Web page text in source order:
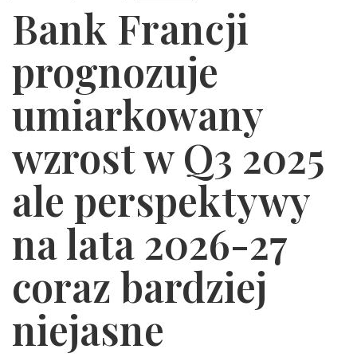
Bank Francji
prognozuje
umiarkowany
wzrost w Q3 2025
ale perspektywy
na lata 2026-27
coraz bardziej
niejasne